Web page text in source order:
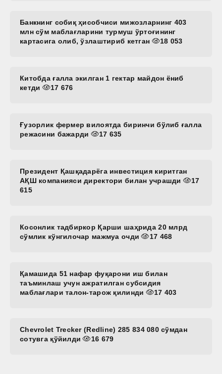
Банкнинг собиқ ҳисобчиси мижозларнинг 403
млн сўм маблағларини турмуш ўртоғининг
картасига олиб, ўзлаштириб кетган
18 053
Китобда ғалла экилган 1 гектар майдон ёниб
кетди
17 676
Ғузорлик фермер вилоятда биринчи бўлиб ғалла
режасини бажарди
17 635
Президент Қашқадарёга инвестиция киритган
АҚШ компанияси директори билан учрашди
17
615
Косонлик тадбиркор Қарши шаҳрида 20 млрд
сўмлик кўнгилочар мажмуа очди
17 468
Қамашида 51 нафар фуқарони иш билан
таъминлаш учун ажратилган субсидия
маблағлари талон-тарож қилинди
17 403
Chevrolet Trecker (Redline) 285 834 080 сўмдан
сотувга қўйилди
16 679